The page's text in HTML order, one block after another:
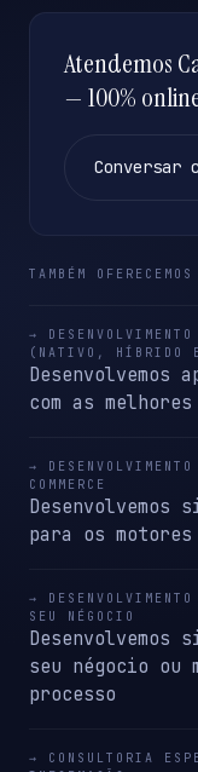
Atendemos
— 100%
Conversar
TAMBÉM OFERECEMOS
→
(NATIVO, HÍBRIDO
com as
→
COMMERCE
para os
→
SEU NÉGOCIO
Desenvolvemos
seu négocio ou
processo
→ CONSULTORIA